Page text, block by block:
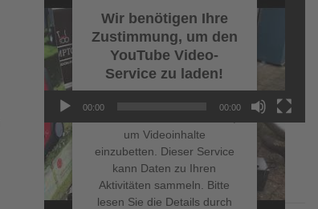
Wir benötigen Ihre
Zustimmung, um den
YouTube Video-
Service zu laden!
um Videoinhalte
einzubetten. Dieser Service
kann Daten zu Ihren
Aktivitäten sammeln. Bitte
lesen Sie die Details durch
00:00 00:00
NEUESTE BEITRÄGE